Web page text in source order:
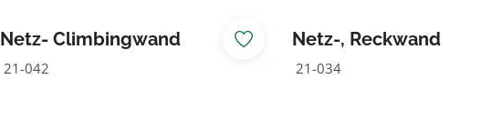
Netz- Climbingwand
21-042
Netz-, Reckwand
21-034